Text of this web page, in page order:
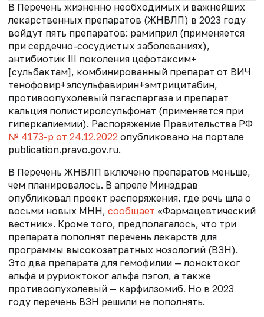
В Перечень жизненно необходимых и важнейших
лекарственных препаратов (ЖНВЛП) в 2023 году
войдут пять препаратов: рамиприл (применяется
при сердечно-сосудистых заболеваниях),
антибиотик III поколения цефотаксим+
[сульбактам], комбинированный препарат от ВИЧ
тенофовир+элсульфавирин+эмтрицитабин,
противоопухолевый пэгаспаргаза и препарат
кальция полистиролсульфонат (применяется при
гиперкалиемии). Распоряжение Правительства РФ
№ 4173-р от 24.12.2022 опубликовано на портале
publication.pravo.gov.ru.
В Перечень ЖНВЛП включено препаратов меньше,
чем планировалось. В апреле Минздрав
опубликовал проект распоряжения, где речь шла о
восьми новых МНН, сообщает «Фармацевтический
вестник». Кроме того, предполагалось, что три
препарата пополнят перечень лекарств для
программы высокозатратных нозологий (ВЗН).
Это два препарата для гемофилии — лоноктоког
альфа и руриоктоког альфа пэгол, а также
противоопухолевый — карфилзомиб. Но в 2023
году перечень ВЗН решили не пополнять.